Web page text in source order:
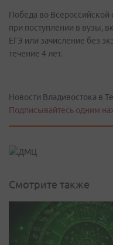
Победа во
при поступлении в вузы,
ЕГЭ или зачисление без
течение 4 лет.
Новости Владивостока в
Подписывайтесь одним
Смотрите также